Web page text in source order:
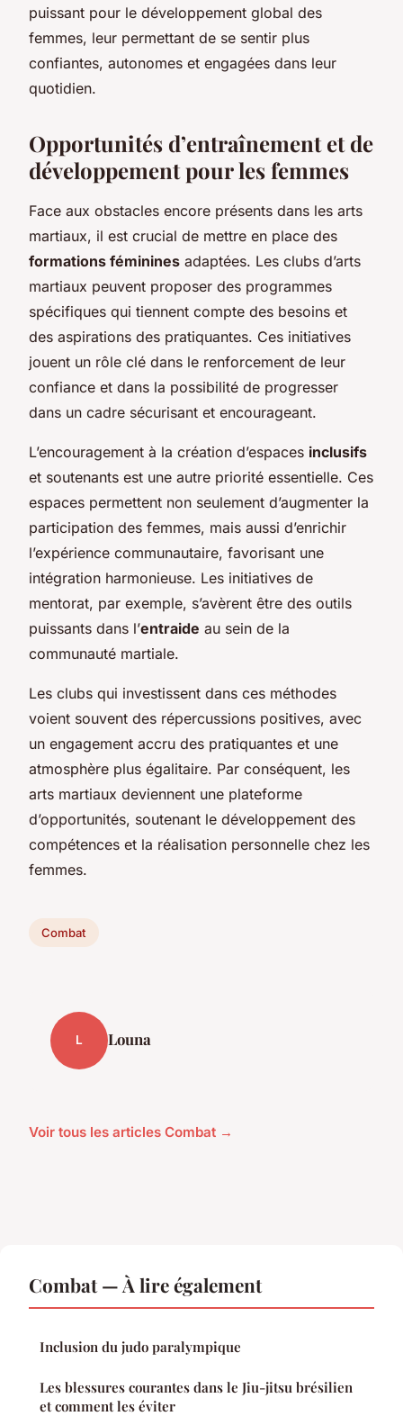
puissant pour le développement global des
femmes, leur permettant de se sentir plus
confiantes, autonomes et engagées dans leur
quotidien.
Opportunités d’entraînement et de
développement pour les femmes
Face aux obstacles encore présents dans les arts
martiaux, il est crucial de mettre en place des
formations féminines adaptées. Les clubs d’arts
martiaux peuvent proposer des programmes
spécifiques qui tiennent compte des besoins et
des aspirations des pratiquantes. Ces initiatives
jouent un rôle clé dans le renforcement de leur
confiance et dans la possibilité de progresser
dans un cadre sécurisant et encourageant.
L’encouragement à la création d’espaces inclusifs
et soutenants est une autre priorité essentielle. Ces
espaces permettent non seulement d’augmenter la
participation des femmes, mais aussi d’enrichir
l’expérience communautaire, favorisant une
intégration harmonieuse. Les initiatives de
mentorat, par exemple, s’avèrent être des outils
puissants dans l’entraide au sein de la
communauté martiale.
Les clubs qui investissent dans ces méthodes
voient souvent des répercussions positives, avec
un engagement accru des pratiquantes et une
atmosphère plus égalitaire. Par conséquent, les
arts martiaux deviennent une plateforme
d’opportunités, soutenant le développement des
compétences et la réalisation personnelle chez les
femmes.
Combat
L Louna
Voir tous les articles Combat →
Combat — À lire également
Inclusion du judo paralympique
Les blessures courantes dans le Jiu-jitsu brésilien
et comment les éviter